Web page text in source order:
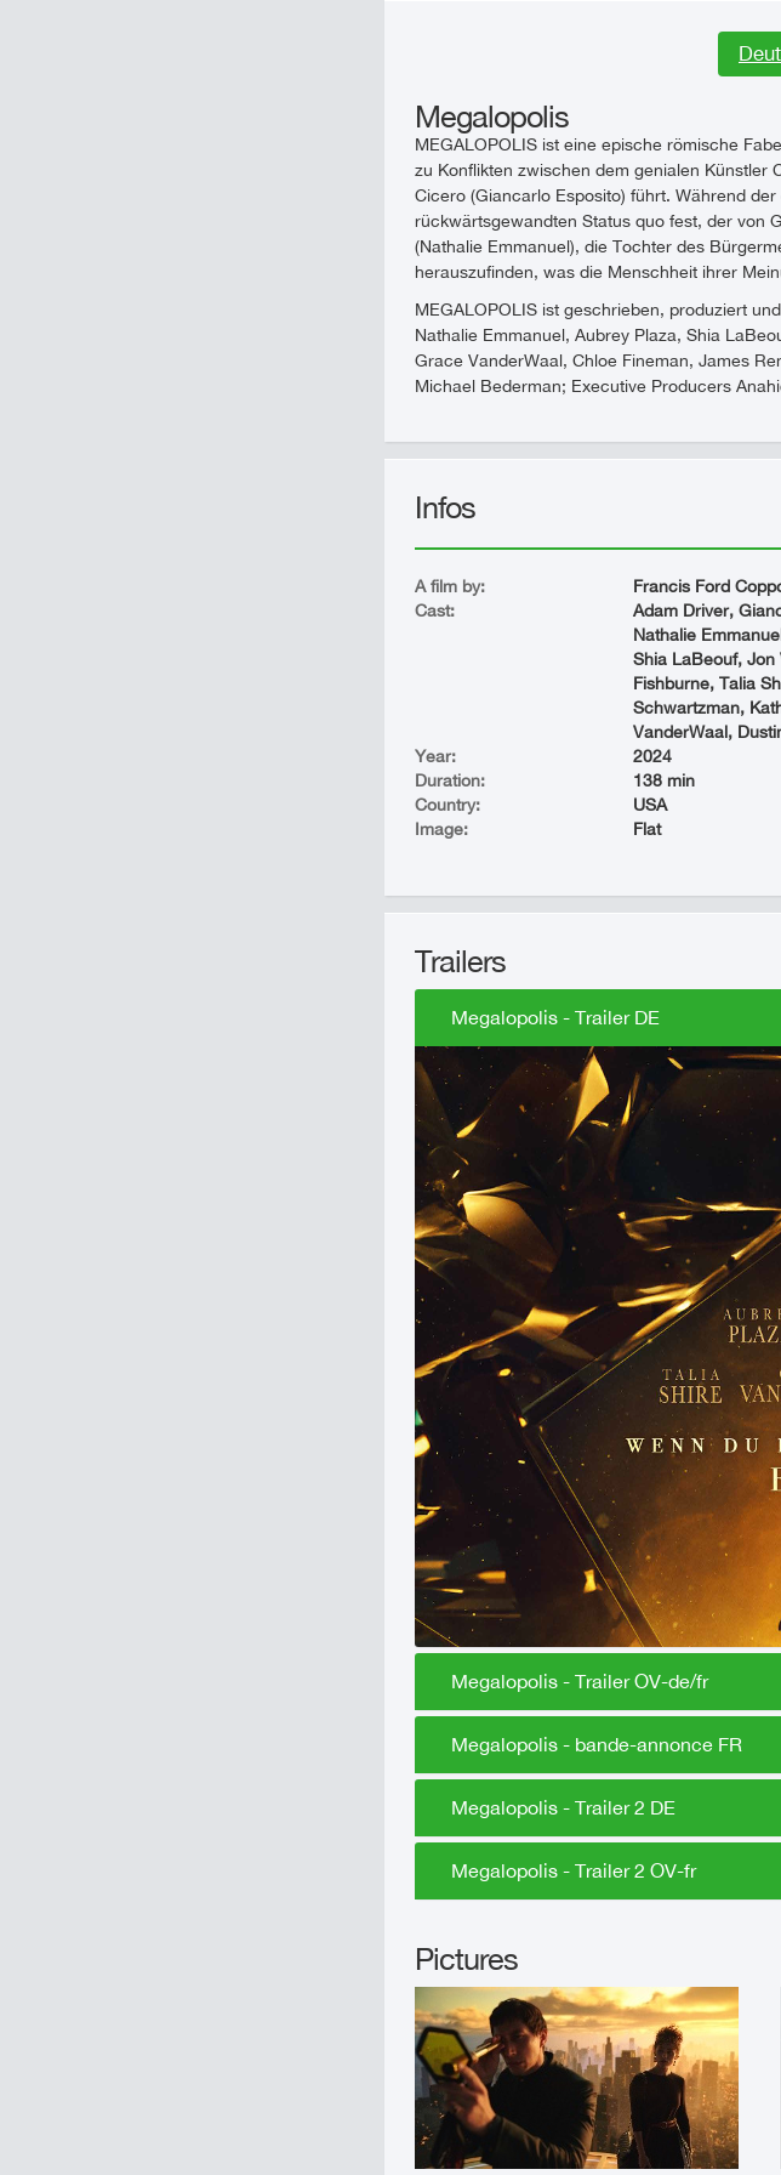
Megalopolis
MEGALOPOLIS ist eine epische römische
zu Konflikten zwischen dem genialen Künstler
Cicero (Giancarlo Esposito) führt. Während
rückwärtsgewandten Status quo fest, der von
(Nathalie Emmanuel), die Tochter des
herauszufinden, was die Menschheit ihrer
MEGALOPOLIS ist geschrieben, produziert
Nathalie Emmanuel, Aubrey Plaza, Shia
Grace VanderWaal, Chloe Fineman, James
Michael Bederman; Executive Producers
Infos
A film by:
Francis Ford
Cast:
Adam Driver,
Nathalie
Shia LaBeouf,
Fishburne, Talia
Schwartzman,
VanderWaal,
Year:
2024
Duration:
138 min
Country:
USA
Image:
Flat
Trailers
Megalopolis - Trailer DE
Megalopolis - Trailer OV-de/fr
Megalopolis - bande-annonce FR
Megalopolis - Trailer 2 DE
Megalopolis - Trailer 2 OV-fr
Pictures